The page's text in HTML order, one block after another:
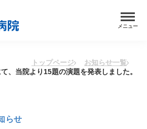
メニュー
トップページ
お知らせ一覧
、当院より15題の演題を発表しました。
らせ